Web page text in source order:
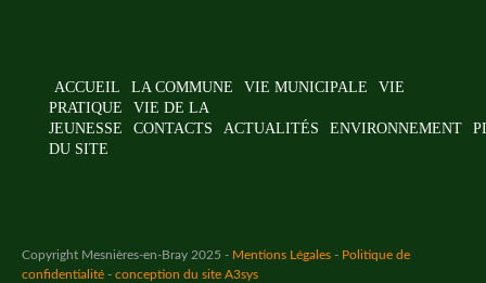
ACCUEIL LA COMMUNE VIE MUNICIPALE
VIE
PRATIQUE
VIE DE LA
JEUNESSE
CONTACTS ACTUALITÉS ENVIRONNEMENT
DU SITE
Copyright Mesnières-en-Bray 2025 - Mentions Légales - Politique de
confidentialité - conception du site A3sys